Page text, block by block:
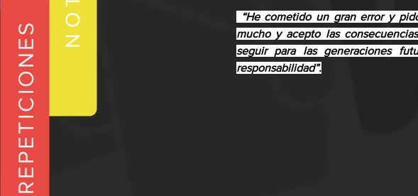
REPETICIONES
“He cometido un gran error y
mucho y acepto las
seguir para las generaciones
responsabilidad”.